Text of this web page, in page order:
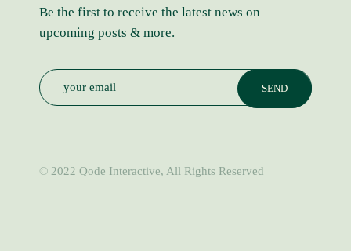
Be the first to receive the latest news on
upcoming posts & more.
© 2022 Qode Interactive, All Rights Reserved